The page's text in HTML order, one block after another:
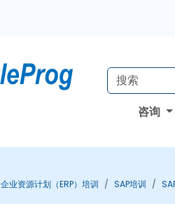
咨询
企业资源计划（ERP）培训 SAP培训